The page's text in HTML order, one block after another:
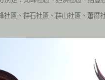
社區、群石社區、群山社區、蕭厝